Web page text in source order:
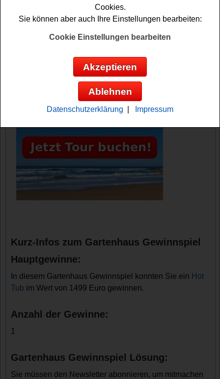
Gartenhaus verlost ein Hot Tub im Wert
Kurz-Infos zum Gartenhaus Gewinnspiel
Hauptgewinne:
In diesem Gartenhaus Gewinnspiel konnten Sie ein Hot
Tub im Wert von 1499 Euro gewinnen.
Anzahl der Gewinne:
1
Gartenhaus Gewinnspiel Lösung:
Sie müssen den Newsletter abonnieren, um mitmachen
Cookies.
Sie können aber auch Ihre Einstellungen bearbeiten:
Cookie Einstellungen bearbeiten
Akzeptieren
Ablehnen
Datenschutzerklärung Impressum